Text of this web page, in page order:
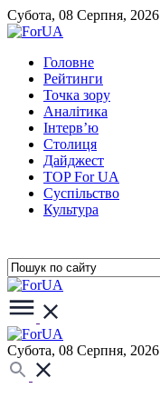
Субота, 08 Серпня, 2026
Головне
Рейтинги
Точка зору
Аналітика
Інтерв’ю
Столиця
Дайджест
TOP For UA
Суспiльство
Культура
Субота, 08 Серпня, 2026